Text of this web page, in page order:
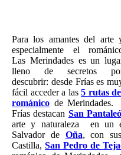
Para los amantes del arte
especialmente el
Las Merindades es un
lleno de secretos
descubrir: desde Frías es
fácil acceder a las5 rutas
románico de Merindades.
Frías destacan San
arte y naturaleza en un
Salvador de Oña, con
Castilla,San Pedro de